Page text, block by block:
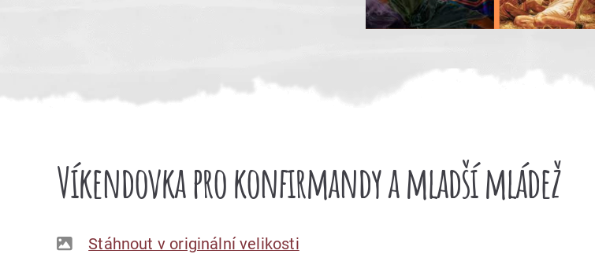
Víkendovka pro konfirmandy a mladší mládež
Stáhnout v originální velikosti